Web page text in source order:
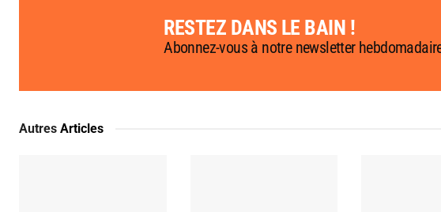
RESTEZ DANS LE BAIN !
Abonnez-vous à notre newsletter
Autres Articles